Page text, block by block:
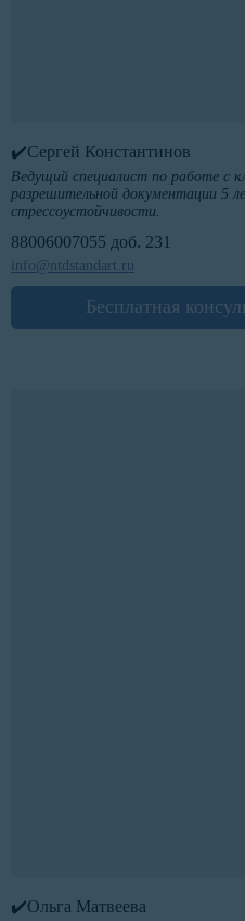
✔️Сергей Константинов
Ведущий специалист по работе с
разрешительной документации 5
стрессоустойчивости.
88006007055 доб. 231
info@ntdstandart.ru
Бесплатная
✔️Ольга Матвеева